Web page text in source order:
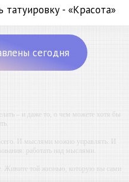
- «Красота»
сегодня
– и даже то, о чем можете хотя бы
И мыслями можно управлять. И
работать над мыслями.
Живите той жизнью, которую вы сами